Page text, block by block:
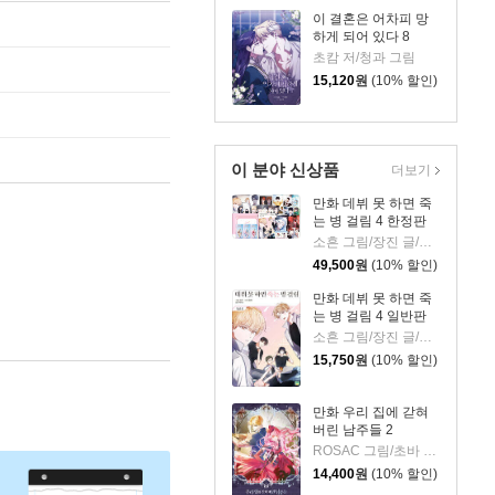
이 결혼은 어차피 망
하게 되어 있다 8
초캄 저/청과 그림
15,120원 (10% 할인)
이 분야 신상품
만화 데뷔 못 하면 죽
는 병 걸림 4 한정판
소흔 그림/장진 글/백덕수 원저
49,500원 (10% 할인)
만화 데뷔 못 하면 죽
는 병 걸림 4 일반판
소흔 그림/장진 글/백덕수 원저
15,750원 (10% 할인)
만화 우리 집에 갇혀
버린 남주들 2
ROSAC 그림/초바 글/김지아 원저
14,400원 (10% 할인)
더보기